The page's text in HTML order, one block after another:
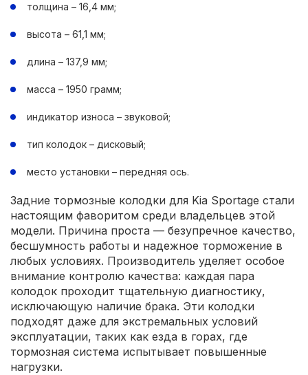
толщина – 16,4 мм;
высота – 61,1 мм;
длина – 137,9 мм;
масса – 1950 грамм;
индикатор износа – звуковой;
тип колодок – дисковый;
место установки – передняя ось.
Задние тормозные колодки для Kia Sportage стали
настоящим фаворитом среди владельцев этой
модели. Причина проста — безупречное качество,
бесшумность работы и надежное торможение в
любых условиях. Производитель уделяет особое
внимание контролю качества: каждая пара
колодок проходит тщательную диагностику,
исключающую наличие брака. Эти колодки
подходят даже для экстремальных условий
эксплуатации, таких как езда в горах, где
тормозная система испытывает повышенные
нагрузки.